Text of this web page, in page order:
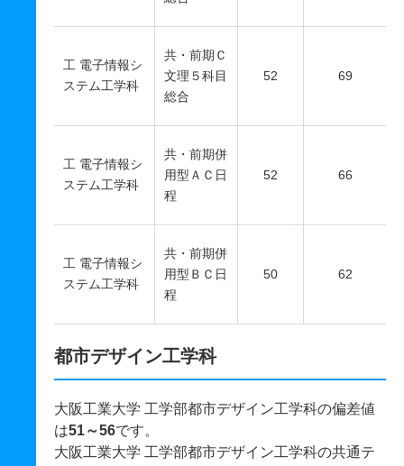
工 電子情報シ
ステム工学科
共・前期Ｃ
文理５科目
総合
52 69
工 電子情報シ
ステム工学科
共・前期併
用型ＡＣ日
程
52 66
工 電子情報シ
ステム工学科
共・前期併
用型ＢＣ日
程
50 62
都市デザイン工学科
大阪工業大学 工学部都市デザイン工学科の偏差値
は51～56です。
大阪工業大学 工学部都市デザイン工学科の共通テ